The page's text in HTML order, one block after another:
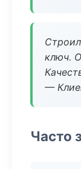
ключ.
—
Часто